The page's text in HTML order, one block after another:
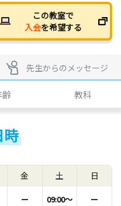
この教室で
入会を希望する
先生からのメッセージ
教科
時
金
ー
土
09:00〜
日
ー